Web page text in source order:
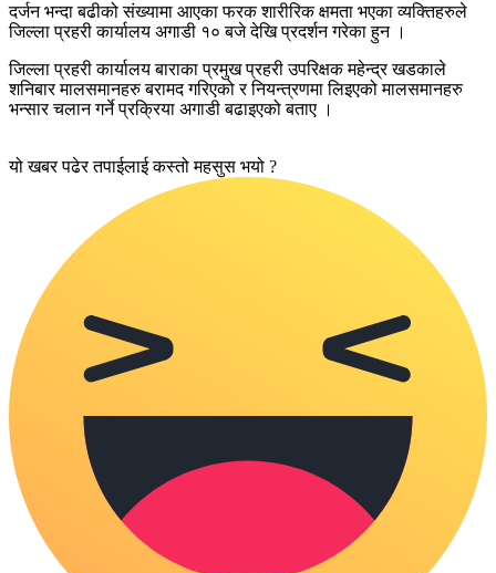
दर्जन भन्दा बढीको संख्यामा आएका फरक शारीरिक क्षमता भएका व्यक्तिहरुले
जिल्ला प्रहरी कार्यालय अगाडी १० बजे देखि प्रदर्शन गरेका हुन ।
जिल्ला प्रहरी कार्यालय बाराका प्रमुख प्रहरी उपरिक्षक महेन्द्र खडकाले
शनिबार मालसमानहरु बरामद गरिएको र नियन्त्रणमा लिइएको मालसमानहरु
भन्सार चलान गर्ने प्रक्रिया अगाडी बढाइएको बताए ।
यो खबर पढेर तपाईलाई कस्तो महसुस भयो ?